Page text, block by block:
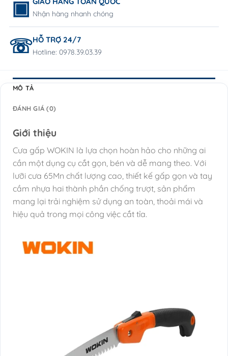
Nhận hàng nhanh chóng
HỖ TRỢ 24/7
Hotline: 0978.39.03.39
MÔ TẢ
ĐÁNH GIÁ (0)
Giới thiệu
Cưa gấp WOKIN là lựa chọn hoàn hảo cho những ai
cần một dụng cụ cắt gọn, bén và dễ mang theo. Với
lưỡi cưa 65Mn chất lượng cao, thiết kế gấp gọn và tay
cầm nhựa hai thành phần chống trượt, sản phẩm
mang lại trải nghiệm sử dụng an toàn, thoải mái và
hiệu quả trong mọi công việc cắt tỉa.